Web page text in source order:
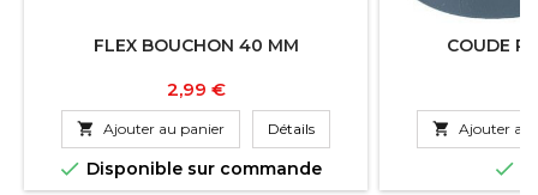
FLEX BOUCHON 40 MM
Prix
2,99 €
 Ajouter au panier Détails
 Disponible sur commande
COUDE
 Ajouter au
